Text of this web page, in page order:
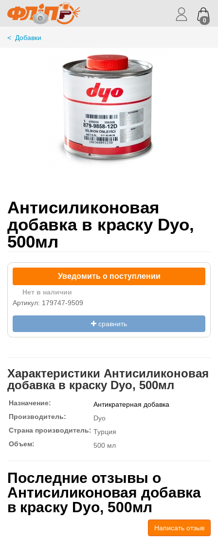
0
< Добавки
Антисиликоновая
добавка в краску Dyo,
500мл
Уведомить о поступлении
Нет в наличии
Артикул: 179747-9509
сравнить
Характеристики Антисиликоновая
добавка в краску Dyo, 500мл
Назначение:
Антикратерная добавка
Производитель:
Dyo
Страна производитель: Турция
Объем:
500 мл
Последние отзывы о
Антисиликоновая добавка
в краску Dyo, 500мл
Написать отзыв